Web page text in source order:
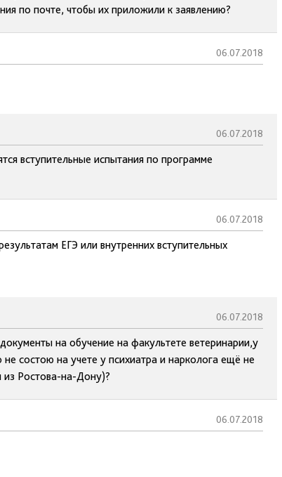
по почте, чтобы их приложили к заявлению?
06.07.2018
06.07.2018
вступительные испытания по программе
06.07.2018
ЕГЭ или внутренних вступительных
06.07.2018
на обучение на факультете ветеринарии,у
состою на учете у психиатра и нарколога ещё не
Ростова-на-Дону)?
06.07.2018